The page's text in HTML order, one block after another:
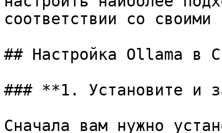
соответствии со своими
## Настройка Ollama в
### **1. Установите и
Сначала вам нужно